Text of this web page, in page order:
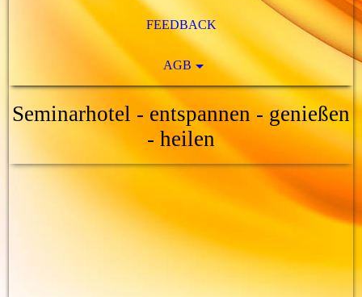
FEEDBACK
AGB
Seminarhotel - entspannen - genießen
- heilen